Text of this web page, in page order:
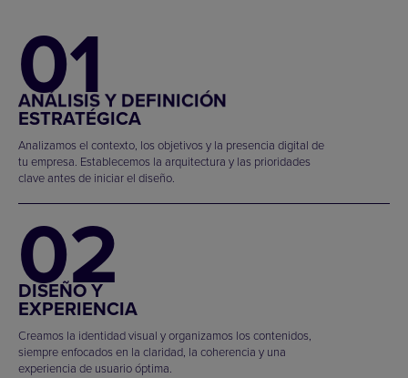
01
ANÁLISIS Y DEFINICIÓN
ESTRATÉGICA
Analizamos el contexto, los objetivos y la presencia digital de
tu empresa. Establecemos la arquitectura y las prioridades
clave antes de iniciar el diseño.
02
DISEÑO Y
EXPERIENCIA
Creamos la identidad visual y organizamos los contenidos,
siempre enfocados en la claridad, la coherencia y una
experiencia de usuario óptima.